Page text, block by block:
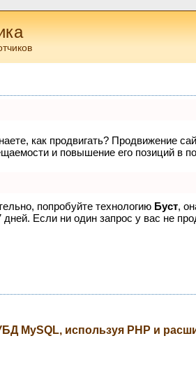
как продвигать? Продвижение
и повышение его позиций в
попробуйте технологию Буст,
Если ни один запрос у вас не
MySQL, используя PHP и